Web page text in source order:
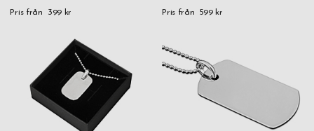
Pris från 399 kr Pris från 599 kr